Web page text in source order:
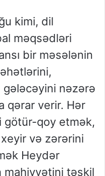
kimi, dil
məqsədləri
bir məsələnin
nəzərə
qərar verir. Hər
götür-qoy etmək,
və zərərini
Heydər
təşkil